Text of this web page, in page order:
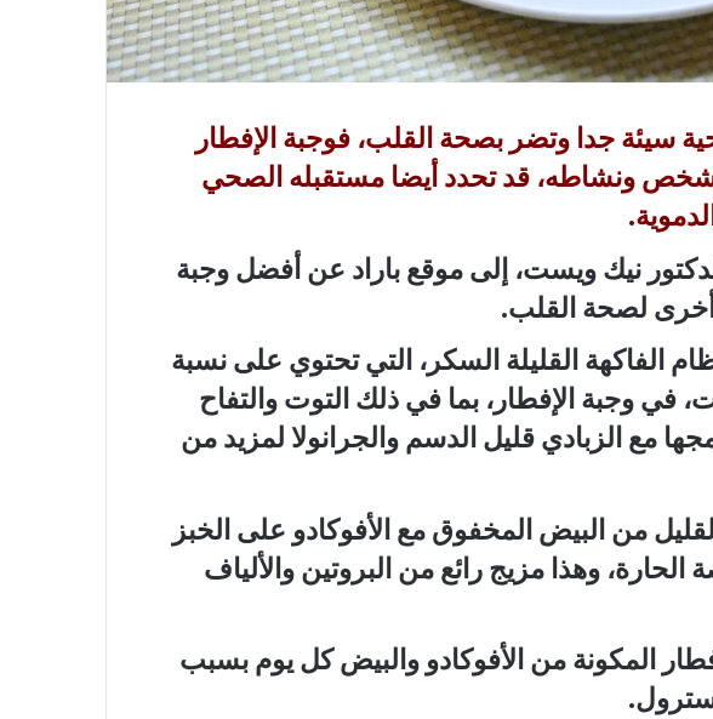
سيئة جدا وتضر بصحة القلب، فوجبة الإفطار
ونشاطه، قد تحدد أيضا مستقبله الصحي
نيك ويست، إلى موقع باراد عن أفضل وجبة
أخرى لصحة القلب.
الفاكهة القليلة السكر، التي تحتوي على نسبة
في وجبة الإفطار، بما في ذلك التوت والتفاح
مع الزبادي قليل الدسم والجرانولا لمزيد من
من البيض المخفوق مع الأفوكادو على الخبز
وهذا مزيج رائع من البروتين والألياف
المكونة من الأفوكادو والبيض كل يوم بسبب